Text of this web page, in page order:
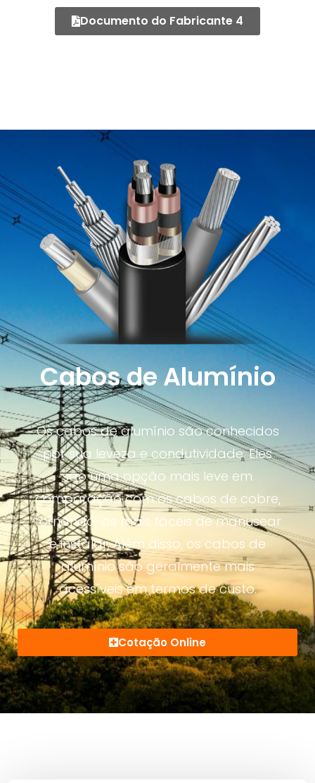
Documento do Fabricante 4
Cabos de Alumínio
Os cabos de alumínio são conhecidos
por sua leveza e condutividade. Eles
são uma opção mais leve em
comparação com os cabos de cobre,
tornando-os mais fáceis de manusear
e instalar. Além disso, os cabos de
alumínio são geralmente mais
acessíveis em termos de custo.
Cotação Online